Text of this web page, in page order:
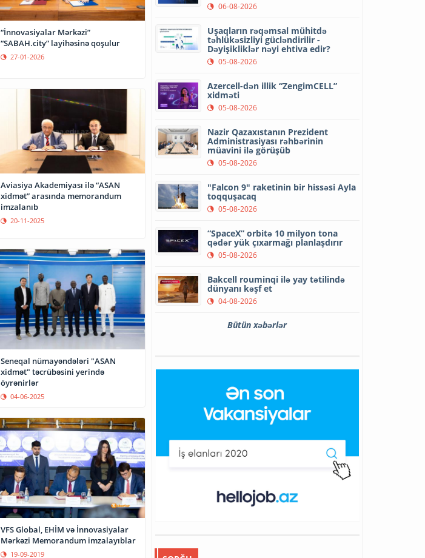
“İnnovasiyalar Mərkəzi”
“SABAH.city” layihəsinə qoşulur
27-01-2026
Aviasiya Akademiyası ilə “ASAN
xidmət” arasında memorandum
imzalanıb
20-11-2025
Seneqal nümayəndələri "ASAN
xidmət" təcrübəsini yerində
öyrənirlər
04-06-2025
VFS Global, EHİM və İnnovasiyalar
Mərkəzi Memorandum imzalayıblar
19-09-2019
06-08-2026
Uşaqların rəqəmsal mühitdə
təhlükəsizliyi gücləndirilir -
Dəyişikliklər nəyi ehtiva edir?
05-08-2026
Azercell-dən illik “ZengimCELL”
xidməti
05-08-2026
Nazir Qazaxıstanın Prezident
Administrasiyası rəhbərinin
müavini ilə görüşüb
05-08-2026
"Falcon 9" raketinin bir hissəsi Ayla
toqquşacaq
05-08-2026
“SpaceX” orbitə 10 milyon tona
qədər yük çıxarmağı planlaşdırır
05-08-2026
Bakcell rouminqi ilə yay tətilində
dünyanı kəşf et
04-08-2026
Bütün xəbərlər